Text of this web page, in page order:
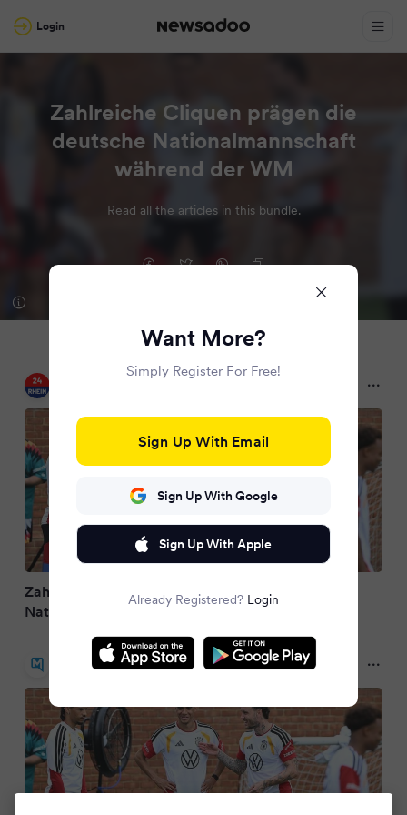
Login
Zahlreiche Cliquen prägen die
deutsche Nationalmannschaft
während der WM
Read all the articles in this bundle.
Zahlreiche Cliquen prägen die deutsche
Nationalmannschaft während der WM
Merkur.de
2 months ago
Want More?
Simply Register For Free!
Sign Up With Email
Sign Up With Google
Sign Up With Apple
Already Registered? Login